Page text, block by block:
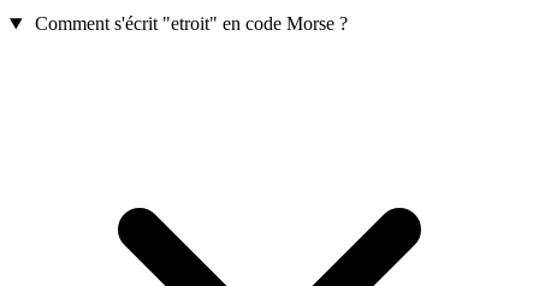
Comment s'écrit "etroit" en code Morse ?